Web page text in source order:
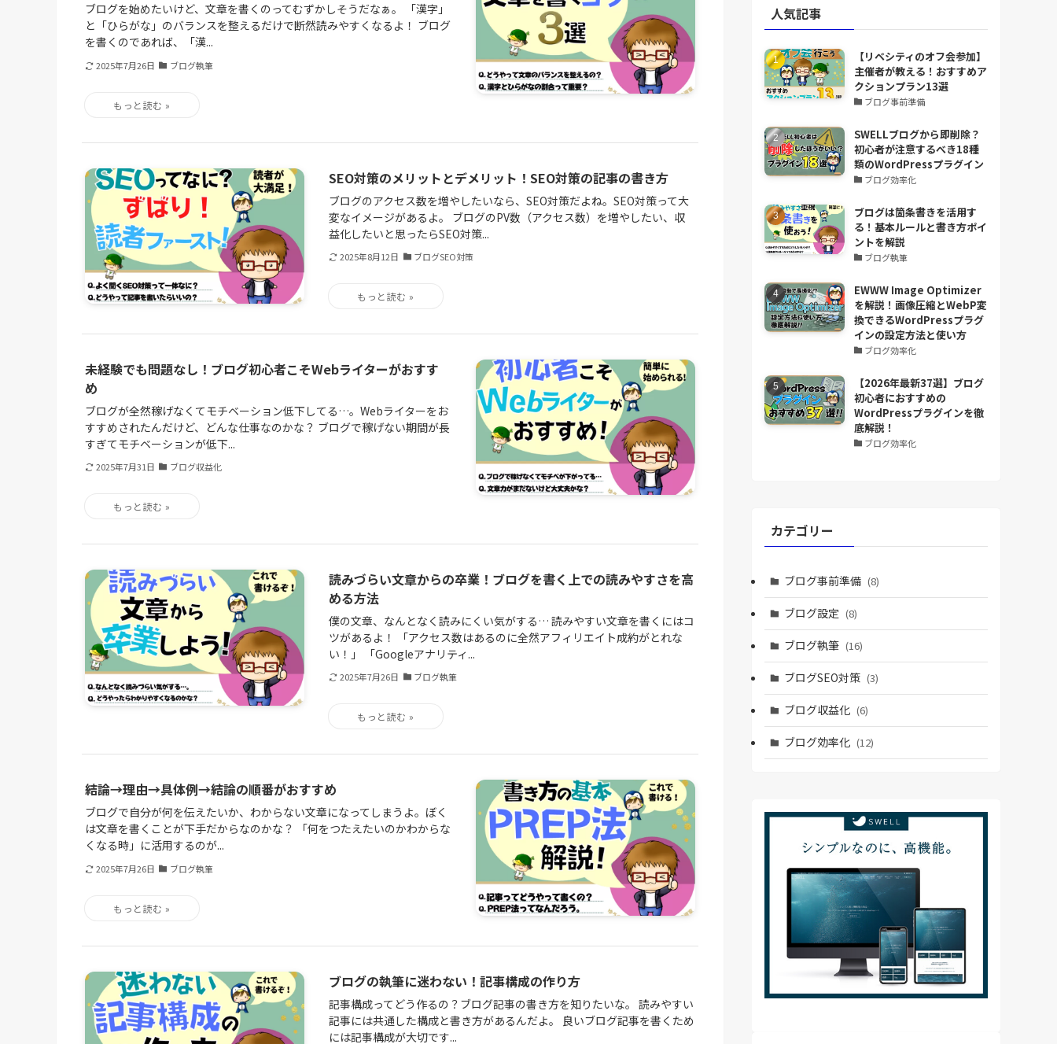
ブログを始めたいけど、文章を書くのってむずかしそうだなぁ。 「漢字」
と「ひらがな」のバランスを整えるだけで断然読みやすくなるよ！ ブログ
を書くのであれば、「漢...
2025年7月26日 ブログ執筆
SEO対策のメリットとデメリット！SEO対策の記事の書き方
ブログのアクセス数を増やしたいなら、SEO対策だよね。SEO対策って大
変なイメージがあるよ。 ブログのPV数（アクセス数）を増やしたい、収
益化したいと思ったらSEO対策...
2025年8月12日 ブログSEO対策
未経験でも問題なし！ブログ初心者こそWebライターがおすす
め
ブログが全然稼げなくてモチベーション低下してる…。Webライターをお
すすめされたんだけど、どんな仕事なのかな？ ブログで稼げない期間が長
すぎてモチベーションが低下...
2025年7月31日 ブログ収益化
読みづらい文章からの卒業！ブログを書く上での読みやすさを高
める方法
僕の文章、なんとなく読みにくい気がする… 読みやすい文章を書くにはコ
ツがあるよ！ 「アクセス数はあるのに全然アフィリエイト成約がとれな
い！」 「Googleアナリティ...
2025年7月26日 ブログ執筆
結論→理由→具体例→結論の順番がおすすめ
ブログで自分が何を伝えたいか、わからない文章になってしまうよ。ぼく
は文章を書くことが下手だからなのかな？ 「何をつたえたいのかわからな
くなる時」に活用するのが...
2025年7月26日 ブログ執筆
ブログの執筆に迷わない！記事構成の作り方
記事構成ってどう作るの？ブログ記事の書き方を知りたいな。 読みやすい
記事には共通した構成と書き方があるんだよ。 良いブログ記事を書くため
には記事構成が大切です...
人気記事
【リベシティのオフ会参加】
主催者が教える！おすすめア
クションプラン13選
ブログ事前準備
SWELLブログから即削除？
初心者が注意するべき18種
類のWordPressプラグイン
ブログ効率化
ブログは箇条書きを活用す
る！基本ルールと書き方ポイ
ントを解説
ブログ執筆
EWWW Image Optimizer
を解説！画像圧縮とWebP変
換できるWordPressプラグ
インの設定方法と使い方
ブログ効率化
【2026年最新37選】ブログ
初心者におすすめの
WordPressプラグインを徹
底解説！
ブログ効率化
カテゴリー
ブログ事前準備 (8)
ブログ設定 (8)
ブログ執筆 (16)
ブログSEO対策 (3)
ブログ収益化 (6)
ブログ効率化 (12)